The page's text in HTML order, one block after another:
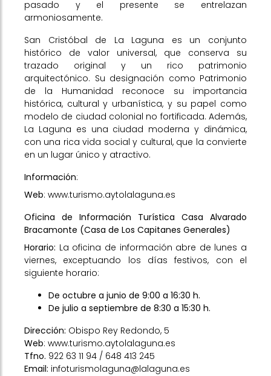
pasado y el presente se entrelazan
armoniosamente.
San Cristóbal de La Laguna es un conjunto
histórico de valor universal, que conserva su
trazado original y un rico patrimonio
arquitectónico. Su designación como Patrimonio
de la Humanidad reconoce su importancia
histórica, cultural y urbanística, y su papel como
modelo de ciudad colonial no fortificada. Además,
La Laguna es una ciudad moderna y dinámica,
con una rica vida social y cultural, que la convierte
en un lugar único y atractivo.
Información:
Web: www.turismo.aytolalaguna.es
Oficina de Información Turística Casa Alvarado
Bracamonte (Casa de Los Capitanes Generales)
Horario: La oficina de información abre de lunes a
viernes, exceptuando los días festivos, con el
siguiente horario:
De octubre a junio de 9:00 a 16:30 h.
De julio a septiembre de 8:30 a 15:30 h.
Dirección: Obispo Rey Redondo, 5
Web: www.turismo.aytolalaguna.es
Tfno. 922 63 11 94 / 648 413 245
Email: infoturismolaguna@lalaguna.es